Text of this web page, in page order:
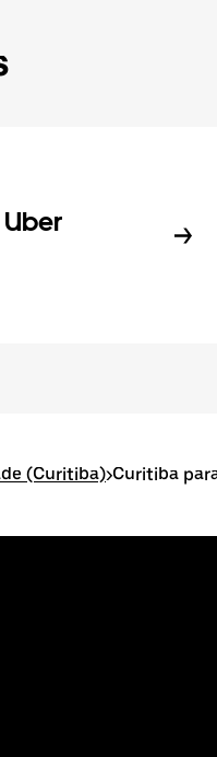
(Curitiba)>Curitiba